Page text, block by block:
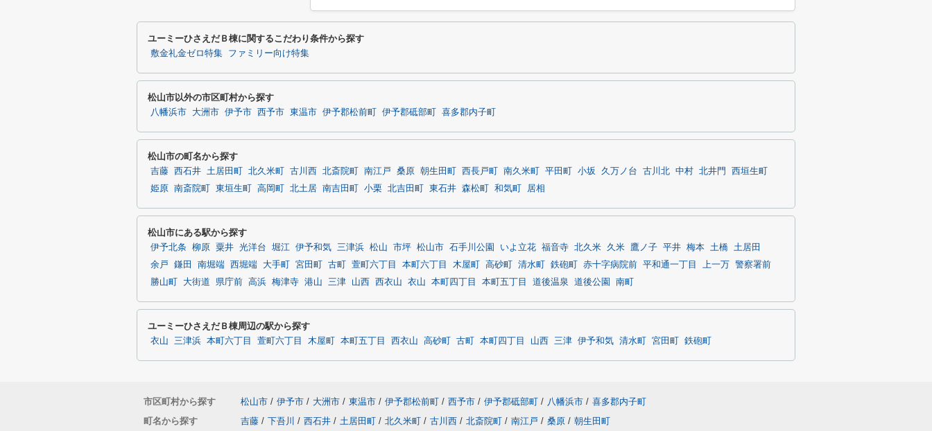
ユーミーひさえだＢ棟に関するこだわり条件から探す
敷金礼金ゼロ特集 ファミリー向け特集
松山市以外の市区町村から探す
八幡浜市 大洲市 伊予市 西予市 東温市 伊予郡松前町 伊予郡砥部町 喜多郡内子町
松山市の町名から探す
吉藤 西石井 土居田町 北久米町 古川西 北斎院町 南江戸 桑原 朝生田町 西長戸町 南久米町 平田町 小坂 久万ノ台 古川北 中村 北井門
西垣生町
姫原
南斎院町 東垣生町 高岡町 北土居 南吉田町 小栗 北吉田町 東石井 森松町 和気町 居相
松山市にある駅から探す
伊予北条 柳原 粟井 光洋台 堀江 伊予和気 三津浜 松山 市坪 松山市 石手川公園 いよ立花 福音寺 北久米 久米 鷹ノ子 平井 梅本 土橋 土居田
余戸
鎌田 南堀端 西堀端 大手町 宮田町 古町 萱町六丁目 本町六丁目 木屋町 高砂町 清水町 鉄砲町 赤十字病院前 平和通一丁目 上一万
警察署前
勝山町
大街道 県庁前 高浜 梅津寺 港山 三津 山西 西衣山 衣山 本町四丁目 本町五丁目 道後温泉 道後公園 南町
ユーミーひさえだＢ棟周辺の駅から探す
衣山 三津浜 本町六丁目 萱町六丁目 木屋町 本町五丁目 西衣山 高砂町 古町 本町四丁目 山西 三津 伊予和気 清水町 宮田町 鉄砲町
市区町村から探す 松山市 / 伊予市 / 大洲市 / 東温市 / 伊予郡松前町 / 西予市 / 伊予郡砥部町 / 八幡浜市 / 喜多郡内子町
町名から探す
吉藤 / 下吾川 / 西石井 / 土居田町 / 北久米町 / 古川西 / 北斎院町 / 南江戸 / 桑原 / 朝生田町